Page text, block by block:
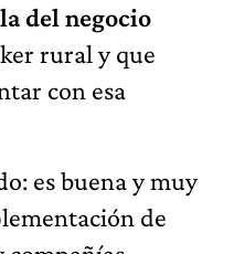
del negocio
rural y que
con esa
es buena y muy
de